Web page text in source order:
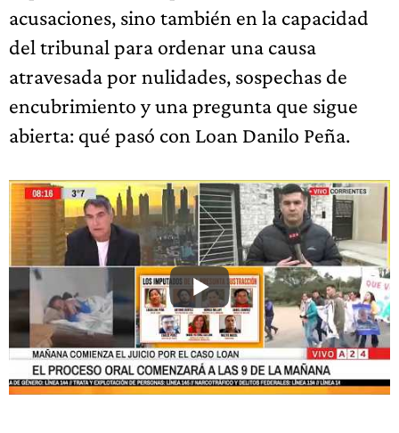
acusaciones, sino también en la capacidad
del tribunal para ordenar una causa
atravesada por nulidades, sospechas de
encubrimiento y una pregunta que sigue
abierta: qué pasó con Loan Danilo Peña.